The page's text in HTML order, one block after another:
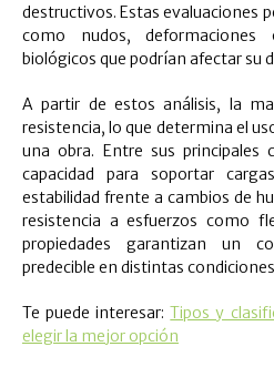
destructivos. Estas evaluaciones
como nudos,
biológicos que podrían afectar su
A partir de estos análisis, la
resistencia, lo que determina el
una obra. Entre sus principales
capacidad para soportar
estabilidad frente a cambios de
resistencia a esfuerzos como
propiedades garantizan un
predecible en distintas
Te puede interesar:Tipos y
elegir la mejor opción